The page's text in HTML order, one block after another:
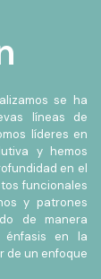
se ha
líneas de
líderes en
y hemos
en el
funcionales
y patrones
de manera
énfasis en la
de un enfoque